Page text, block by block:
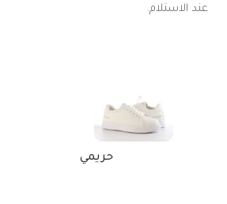
عند الاستلام.
حريمي